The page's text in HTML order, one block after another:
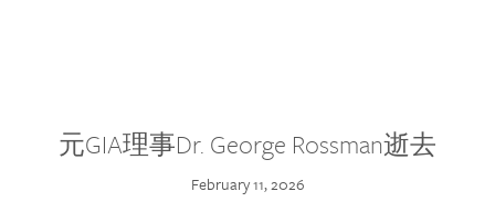
元GIA理事Dr. George Rossman逝去
February 11, 2026